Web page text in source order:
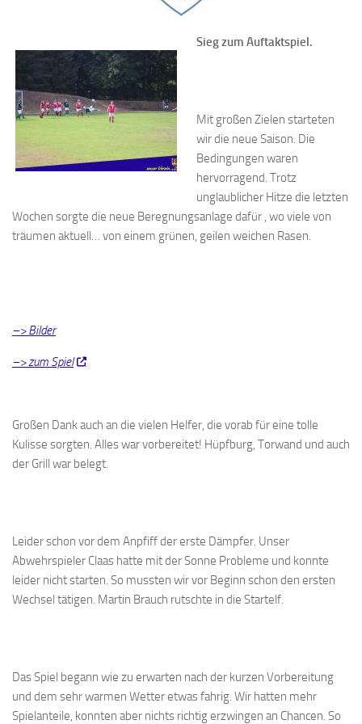
Sieg zum Auftaktspiel.
Mit großen Zielen starteten
wir die neue Saison. Die
Bedingungen waren
hervorragend. Trotz
unglaublicher Hitze die letzten
Wochen sorgte die neue Beregnungsanlage dafür , wo viele von
träumen aktuell… von einem grünen, geilen weichen Rasen.
–> Bilder
–> zum Spiel
Großen Dank auch an die vielen Helfer, die vorab für eine tolle
Kulisse sorgten. Alles war vorbereitet! Hüpfburg, Torwand und auch
der Grill war belegt.
Leider schon vor dem Anpfiff der erste Dämpfer. Unser
Abwehrspieler Claas hatte mit der Sonne Probleme und konnte
leider nicht starten. So mussten wir vor Beginn schon den ersten
Wechsel tätigen. Martin Brauch rutschte in die Startelf.
Das Spiel begann wie zu erwarten nach der kurzen Vorbereitung
und dem sehr warmen Wetter etwas fahrig. Wir hatten mehr
Spielanteile, konnten aber nichts richtig erzwingen an Chancen. So